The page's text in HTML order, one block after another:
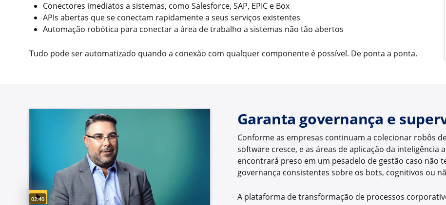
Conectores imediatos a sistemas, como Salesforce, SAP, EPIC e Box
APIs abertas que se conectam rapidamente a seus serviços existentes
Automação robótica para conectar a área de trabalho a sistemas não tão abertos
Tudo pode ser automatizado quando a conexão com qualquer componente é possível. De ponta a ponta.
Video duration:
02:40
Garanta governança e
Conforme as empresas continuam a colecionar robôs
software cresce, e as áreas de aplicação da inteligência
encontrará preso em um pesadelo de gestão caso não
governança consistentes sobre os bots, cognitivos ou
A plataforma de transformação de processos